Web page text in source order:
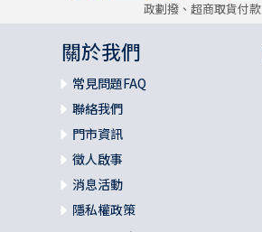
政劃撥、超商取貨付款
關於我們
常見問題FAQ
聯絡我們
門市資訊
徵人啟事
消息活動
隱私權政策